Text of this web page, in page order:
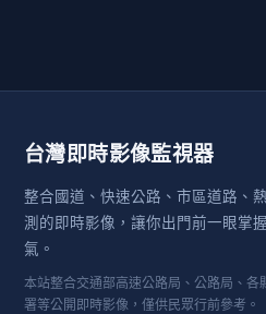
理處在瑞穗大橋南側的秀姑巒溪
秀姑巒溪泛舟河段...
台灣即時影像監視器
整合國道、快速公路、市區道路、
測的即時影像，讓你出門前一眼掌
氣。
本站整合交通部高速公路局、公路局、各
署等公開即時影像，僅供民眾行前參考。